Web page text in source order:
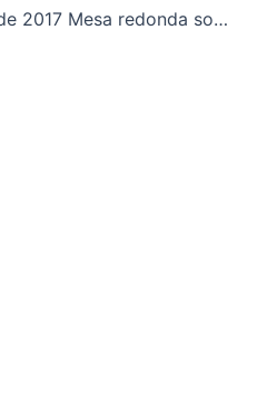
El 30 de octubre de 2017 Mesa redonda sobre el conflicto nacional populista de Cataluña